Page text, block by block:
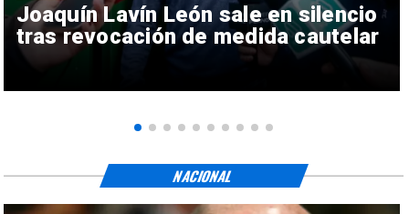
Joaquín Lavín León sale en silencio
tras revocación de medida cautelar
NACIONAL